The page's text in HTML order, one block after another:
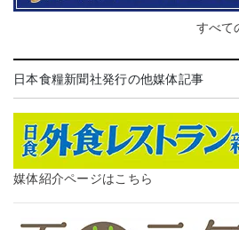
すべて
日本食糧新聞社発行の他媒体記事
媒体紹介ページはこちら